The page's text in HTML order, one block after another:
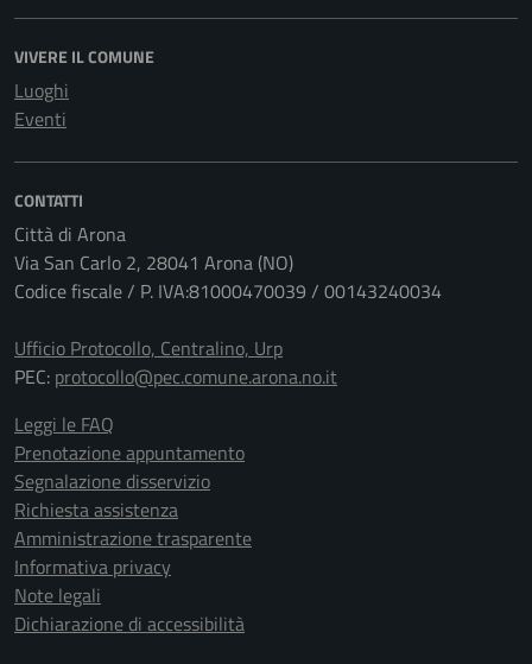
VIVERE IL COMUNE
Luoghi
Eventi
CONTATTI
Città di Arona
Via San Carlo 2, 28041 Arona (NO)
Codice fiscale / P. IVA:81000470039 / 00143240034
Ufficio Protocollo, Centralino, Urp
PEC: protocollo@pec.comune.arona.no.it
Leggi le FAQ
Prenotazione appuntamento
Segnalazione disservizio
Richiesta assistenza
Amministrazione trasparente
Informativa privacy
Note legali
Dichiarazione di accessibilità